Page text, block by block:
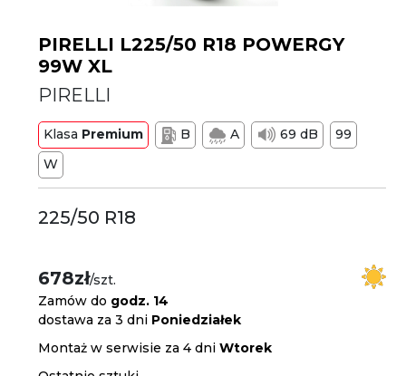
PIRELLI L225/50 R18 POWERGY
99W XL
PIRELLI
Klasa Premium B A 69 dB
99
W
225/50 R18
678zł/szt.
Zamów do godz. 14
dostawa za 3 dni Poniedziałek
Montaż w serwisie za 4 dniWtorek